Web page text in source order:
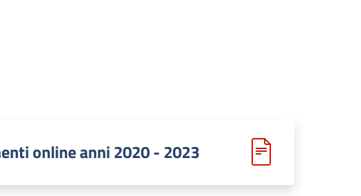
online anni 2020 - 2023